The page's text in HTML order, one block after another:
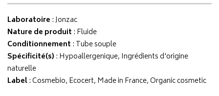
Laboratoire :Jonzac
Nature de produit : Fluide
Conditionnement : Tube souple
Spécificité(s) : Hypoallergenique, Ingrédients d'origine
naturelle
Label: Cosmebio, Ecocert, Made in France, Organic cosmetic